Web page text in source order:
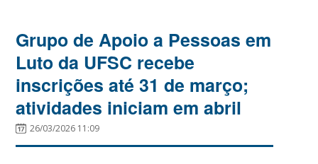
Grupo de Apoio a Pessoas em
Luto da UFSC recebe
inscrições até 31 de março;
atividades iniciam em abril
26/03/2026 11:09